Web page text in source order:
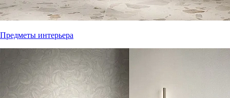
Предметы интерьера